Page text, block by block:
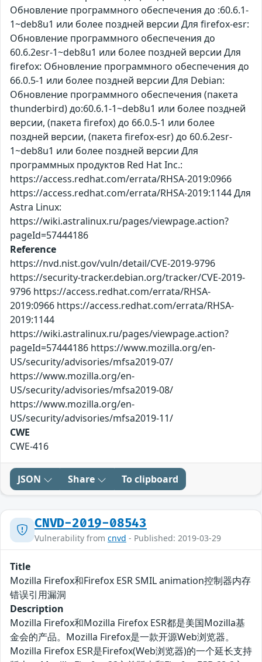
Обновление программного обеспечения до :60.6.1-
1~deb8u1 или более поздней версии Для firefox-esr:
Обновление программного обеспечения до
60.6.2esr-1~deb8u1 или более поздней версии Для
firefox: Обновление программного обеспечения до
66.0.5-1 или более поздней версии Для Debian:
Обновление программного обеспечения (пакета
thunderbird) до:60.6.1-1~deb8u1 или более поздней
версии, (пакета firefox) до 66.0.5-1 или более
поздней версии, (пакета firefox-esr) до 60.6.2esr-
1~deb8u1 или более поздней версии Для
программных продуктов Red Hat Inc.:
https://access.redhat.com/errata/RHSA-2019:0966
https://access.redhat.com/errata/RHSA-2019:1144 Для
Astra Linux:
https://wiki.astralinux.ru/pages/viewpage.action?
pageId=57444186
Reference
https://nvd.nist.gov/vuln/detail/CVE-2019-9796
https://security-tracker.debian.org/tracker/CVE-2019-
9796 https://access.redhat.com/errata/RHSA-
2019:0966 https://access.redhat.com/errata/RHSA-
2019:1144
https://wiki.astralinux.ru/pages/viewpage.action?
pageId=57444186 https://www.mozilla.org/en-
US/security/advisories/mfsa2019-07/
https://www.mozilla.org/en-
US/security/advisories/mfsa2019-08/
https://www.mozilla.org/en-
US/security/advisories/mfsa2019-11/
CWE
CWE-416
JSON Share To clipboard
CNVD-2019-08543
Vulnerability from cnvd - Published: 2019-03-29
Title
Mozilla Firefox和Firefox ESR SMIL animation控制器内存
错误引用漏洞
Description
Mozilla Firefox和Mozilla Firefox ESR都是美国Mozilla基
金会的产品。Mozilla Firefox是一款开源Web浏览器。
Mozilla Firefox ESR是Firefox(Web浏览器)的一个延长支持